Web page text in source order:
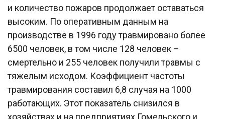
и количество пожаров продолжает оставаться
высоким. По оперативным данным на
производстве в 1996 году травмировано более
6500 человек, в том числе 128 человек –
смертельно и 255 человек получили травмы с
тяжелым исходом. Коэффициент частоты
травмирования составил 6,8 случая на 1000
работающих. Этот показатель снизился в
хозяйствах и на предприятиях Гомельского и